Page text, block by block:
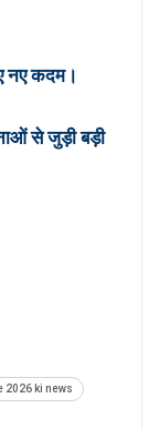
नए कदम।
से जुड़ी बड़ी
2026 ki news